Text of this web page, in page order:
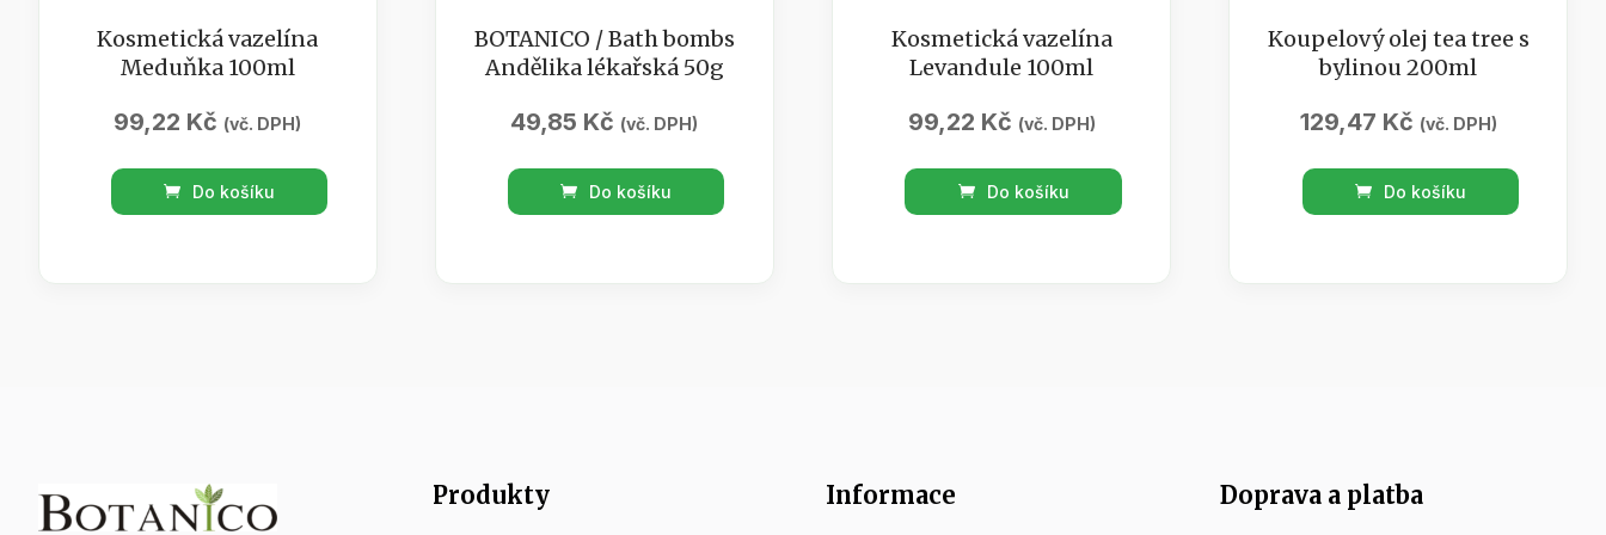
Kosmetická vazelína
Meduňka 100ml
99,22 Kč (vč. DPH)
Kosmetická
vazelína
Do košíku
BOTANICO / Bath bombs
Andělika lékařská 50g
49,85 Kč (vč. DPH)
BOTANICO
Do košíku
Kosmetická vazelína
Levandule 100ml
99,22 Kč (vč. DPH)
Kosmetická
vazelína
Do košíku
Koupelový olej tea tree s
bylinou 200ml
129,47 Kč (vč. DPH)
Koupelový
olej
Do košíku
Produkty Informace Doprava a platba